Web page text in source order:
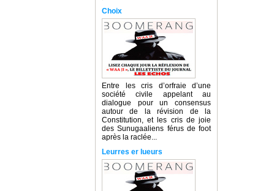
Choix
Entre les cris d’orfraie d’une
société civile appelant au
dialogue pour un consensus
autour de la révision de la
Constitution, et les cris de joie
des Sunugaaliens férus de foot
après la raclée...
Leurres er lueurs